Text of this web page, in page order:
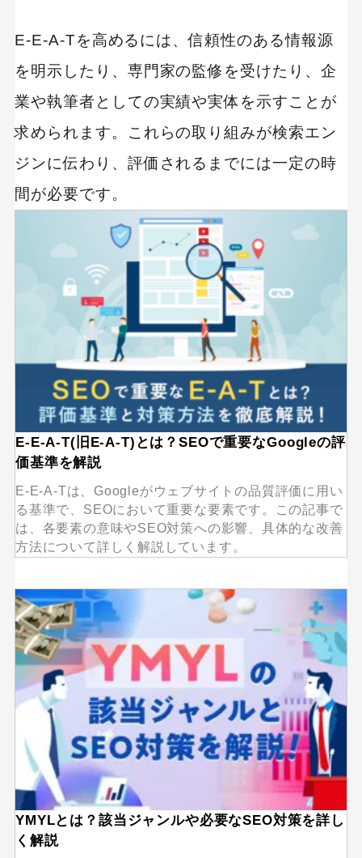
E-E-A-Tを高めるには、信頼性のある情報源
を明示したり、専門家の監修を受けたり、企
業や執筆者としての実績や実体を示すことが
求められます。これらの取り組みが検索エン
ジンに伝わり、評価されるまでには一定の時
間が必要です。
E-E-A-T(旧E-A-T)とは？SEOで重要なGoogleの評
価基準を解説
E-E-A-Tは、Googleがウェブサイトの品質評価に用い
る基準で、SEOにおいて重要な要素です。この記事で
は、各要素の意味やSEO対策への影響、具体的な改善
方法について詳しく解説しています。
YMYLとは？該当ジャンルや必要なSEO対策を詳し
く解説